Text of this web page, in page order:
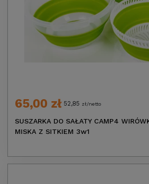
65,00 zł 52,85 zł/netto
SUSZARKA DO SAŁATY CAMP4
MISKA Z SITKIEM 3w1